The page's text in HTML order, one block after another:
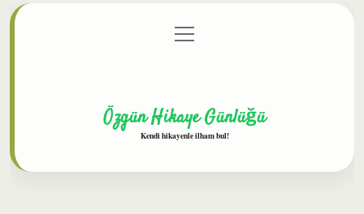
Gizlilik Politikası
menüyü
aç
Özgün Hikaye Günlüğü
Kendi hikayenle ilham bul!